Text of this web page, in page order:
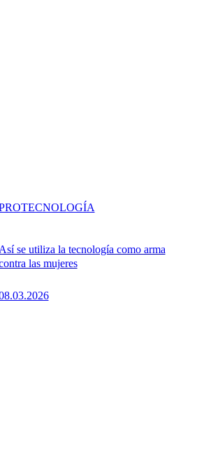
se utiliza la tecnología como arma
las mujeres
TECNOLOGÍA